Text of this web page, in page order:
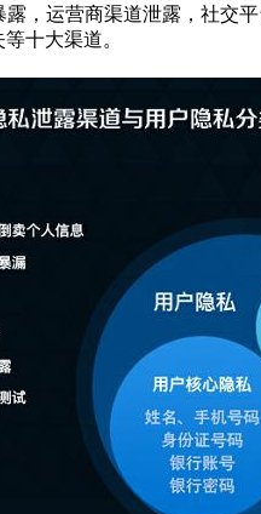
，运营商渠道泄露，社交
十大渠道。